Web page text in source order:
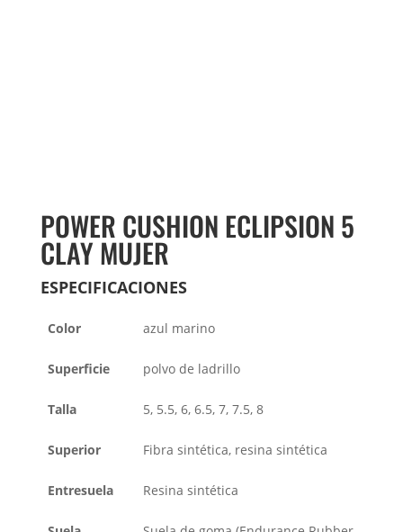
POWER CUSHION ECLIPSION 5
CLAY MUJER
ESPECIFICACIONES
Color azul marino
Superficie polvo de ladrillo
Talla 5, 5.5, 6, 6.5, 7, 7.5, 8
Superior Fibra sintética, resina sintética
Entresuela Resina sintética